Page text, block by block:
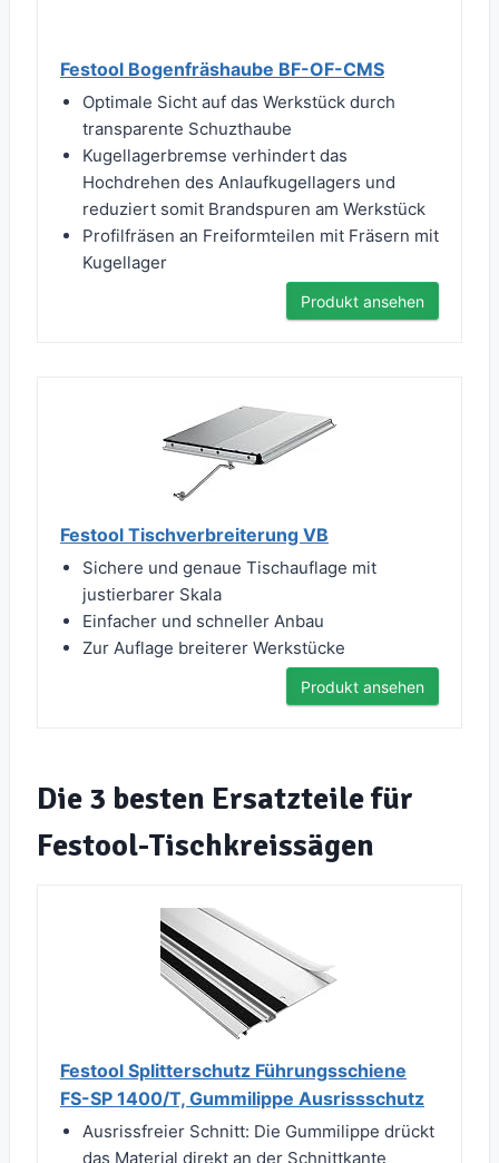
Festool Bogenfräshaube BF-OF-CMS
Optimale Sicht auf das Werkstück durch
transparente Schuzthaube
Kugellagerbremse verhindert das
Hochdrehen des Anlaufkugellagers und
reduziert somit Brandspuren am Werkstück
Profilfräsen an Freiformteilen mit Fräsern mit
Kugellager
Produkt ansehen
Festool Tischverbreiterung VB
Sichere und genaue Tischauflage mit
justierbarer Skala
Einfacher und schneller Anbau
Zur Auflage breiterer Werkstücke
Produkt ansehen
Die 3 besten Ersatzteile für
Festool-Tischkreissägen
Festool Splitterschutz Führungsschiene
FS-SP 1400/T, Gummilippe Ausrissschutz
Ausrissfreier Schnitt: Die Gummilippe drückt
das Material direkt an der Schnittkante